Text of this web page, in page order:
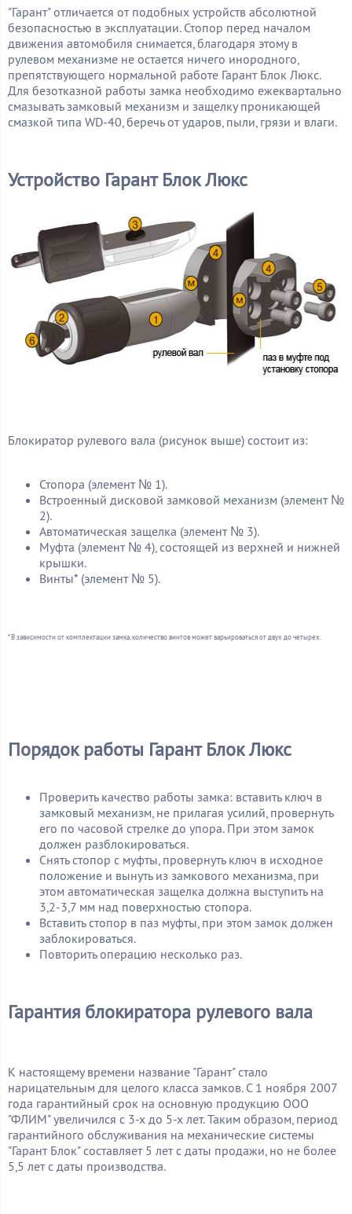
"Гарант" отличается от подобных устройств абсолютной
безопасностью в эксплуатации. Стопор перед началом
движения автомобиля снимается, благодаря этому в
рулевом механизме не остается ничего инородного,
препятствующего нормальной работе Гарант Блок Люкс.
Для безотказной работы замка необходимо ежеквартально
смазывать замковый механизм и защелку проникающей
смазкой типа WD-40, беречь от ударов, пыли, грязи и влаги.
Устройство Гарант Блок Люкс
Блокиратор рулевого вала (рисунок выше) состоит из:
Стопора (элемент № 1).
Встроенный дисковой замковой механизм (элемент №
2).
Автоматическая защелка (элемент № 3).
Муфта (элемент № 4), состоящей из верхней и нижней
крышки.
Винты* (элемент № 5).
* В зависимости от комплектации замка, количество винтов может варьироваться от двух до четырех.
Порядок работы Гарант Блок Люкс
Проверить качество работы замка: вставить ключ в
замковый механизм, не прилагая усилий, провернуть
его по часовой стрелке до упора. При этом замок
должен разблокироваться.
Снять стопор с муфты, провернуть ключ в исходное
положение и вынуть из замкового механизма, при
этом автоматическая защелка должна выступить на
3,2-3,7 мм над поверхностью стопора.
Вставить стопор в паз муфты, при этом замок должен
заблокироваться.
Повторить операцию несколько раз.
Гарантия блокиратора рулевого вала
К настоящему времени название "Гарант" стало
нарицательным для целого класса замков. С 1 ноября 2007
года гарантийный срок на основную продукцию ООО
"ФЛИМ" увеличился с 3-х до 5-х лет. Таким образом, период
гарантийного обслуживания на механические системы
"Гарант Блок" составляет 5 лет с даты продажи, но не более
5,5 лет с даты производства.